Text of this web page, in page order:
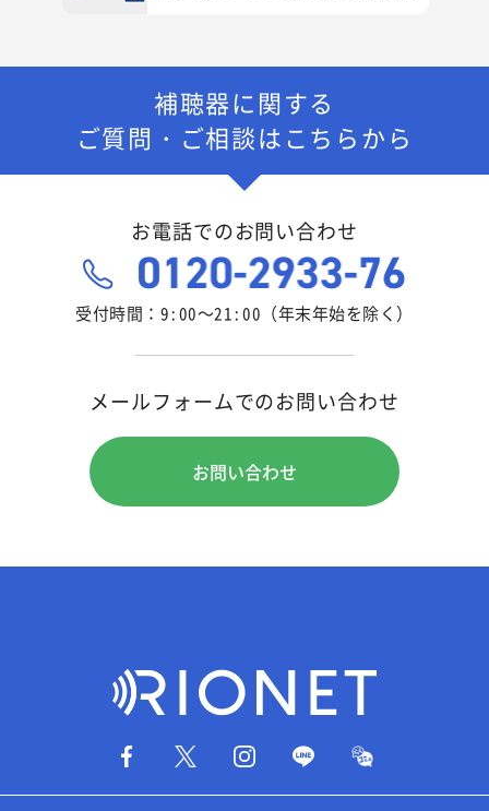
補聴器に関する
ご質問・ご相談はこちらから
お電話でのお問い合わせ
受付時間：9:00～21:00（年末年始を除く）
メールフォームでのお問い合わせ
お問い合わせ